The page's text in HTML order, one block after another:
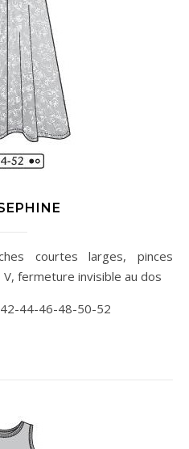
fermeture invisible au dos
44-46-48-50-52